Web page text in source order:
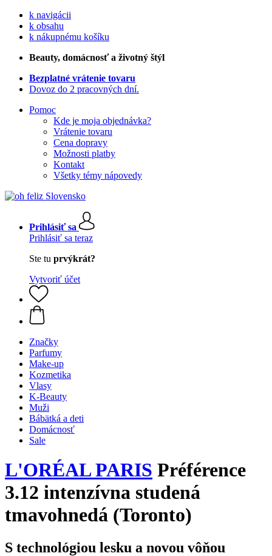
k navigácii
k obsahu
k nákupnému košíku
Beauty, domácnosť a životný štýl
Bezplatné vrátenie tovaru
Dovoz do 2 pracovných dní.
Pomoc
Kde je moja objednávka?
Vrátenie tovaru
Cena dopravy
Možnosti platby
Kontakt
Všetky témy nápovedy
Prihlásiť sa
Prihlásiť sa teraz
Ste tu prvýkrát?
Vytvoriť účet
Značky
Parfumy
Make-up
Kozmetika
Vlasy
K-Beauty
Muži
Bábätká a deti
Domácnosť
Sale
L'ORÉAL PARIS Préférence
3.12 intenzívna studená
tmavohnedá (Toronto)
S technológiou lesku a novou vôňou